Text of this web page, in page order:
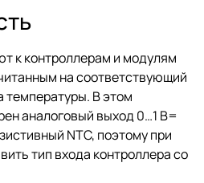
к контроллерам и модулям
на соответствующий
температуры. В этом
аналоговый выход 0…1 В=
NTC, поэтому при
тип входа контроллера со